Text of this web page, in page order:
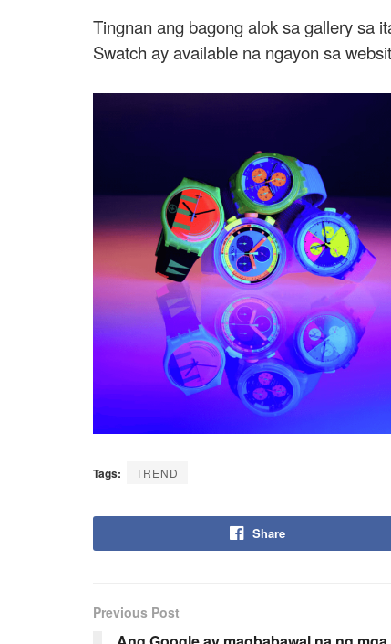
Tingnan ang bagong alok sa gallery sa
Swatch ay available na ngayon sa
Tags: TREND
Share
Previous Post